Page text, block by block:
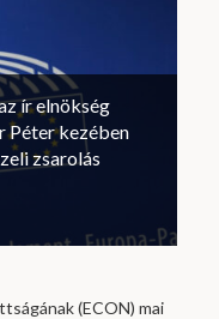
ír elnökség
Péter kezében
zsarolás
(ECON) mai